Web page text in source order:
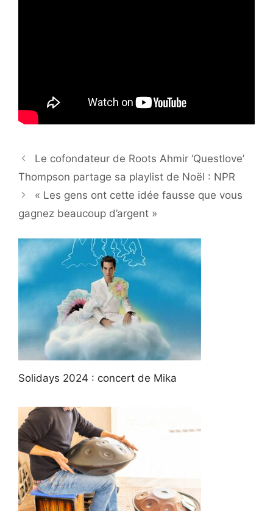
Le cofondateur de Roots Ahmir ‘Questlove’
Thompson partage sa playlist de Noël : NPR
« Les gens ont cette idée fausse que vous
gagnez beaucoup d’argent »
Solidays 2024 : concert de Mika